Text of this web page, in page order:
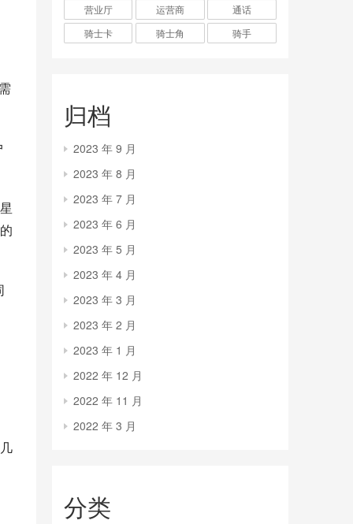
营业厅
运营商
通话
骑士卡
骑士角 骑手
归档
2023 年 9 月
2023 年 8 月
2023 年 7 月
2023 年 6 月
2023 年 5 月
2023 年 4 月
2023 年 3 月
2023 年 2 月
2023 年 1 月
2022 年 12 月
2022 年 11 月
2022 年 3 月
分类